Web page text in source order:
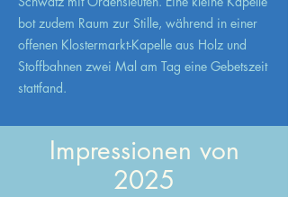
bot zudem Raum zur Stille, während in einer
offenen Klostermarkt-Kapelle aus Holz und
Stoffbahnen zwei Mal am Tag eine Gebetszeit
stattfand.
Impressionen von
2025